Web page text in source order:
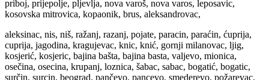
priboj, prijepolje, pljevlja, nova varoš, nova varos, leposavic,
kosovska mitrovica, kopaonik, brus, aleksandrovac,
aleksinac, nis, niš, ražanj, razanj, pojate, paracin, paraćin, ćuprija,
cuprija, jagodina, kragujevac, knic, knić, gornji milanovac, ljig,
kosjerić, kosjeric, bajina bašta, bajina basta, valjevo, mionica,
osečina, osecina, krupanj, loznica, šabac, sabac, bogatić, bogatic,
surčin, surcin, beograd, pančevo, pancevo, smederevo, požarevac,